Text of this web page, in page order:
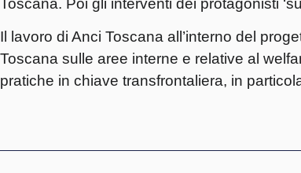
Il lavoro di Anci Toscana all’interno del
Toscana sulle aree interne e relative al
pratiche in chiave transfrontaliera, in